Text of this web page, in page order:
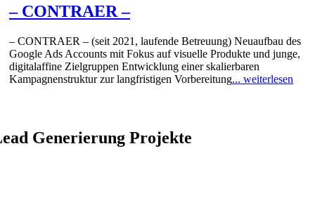
– CONTRAER –
– CONTRAER – (seit 2021, laufende Betreuung) Neuaufbau des
Google Ads Accounts mit Fokus auf visuelle Produkte und junge,
digitalaffine Zielgruppen Entwicklung einer skalierbaren
Kampagnenstruktur zur langfristigen Vorbereitung... weiterlesen
Generierung Projekte